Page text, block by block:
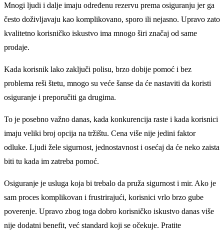
Mnogi ljudi i dalje imaju određenu rezervu prema osiguranju jer ga
često doživljavaju kao komplikovano, sporo ili nejasno. Upravo zato
kvalitetno korisničko iskustvo ima mnogo širi značaj od same
prodaje.
Kada korisnik lako zaključi polisu, brzo dobije pomoć i bez
problema reši štetu, mnogo su veće šanse da će nastaviti da koristi
osiguranje i preporučiti ga drugima.
To je posebno važno danas, kada konkurencija raste i kada korisnici
imaju veliki broj opcija na tržištu. Cena više nije jedini faktor
odluke. Ljudi žele sigurnost, jednostavnost i osećaj da će neko zaista
biti tu kada im zatreba pomoć.
Osiguranje je usluga koja bi trebalo da pruža sigurnost i mir. Ako je
sam proces komplikovan i frustrirajući, korisnici vrlo brzo gube
poverenje. Upravo zbog toga dobro korisničko iskustvo danas više
nije dodatni benefit, već standard koji se očekuje. Pratite